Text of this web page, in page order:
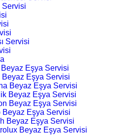
Servisi
Servisi
Eşya Servisi
Beyaz Eşya Servisi
Beyaz Eşya Servisi
Beyaz Eşya Servisi
Beyaz Eşya Servisi
Beyaz Eşya Servisi
Beyaz Eşya Servisi
Beyaz Eşya Servisi